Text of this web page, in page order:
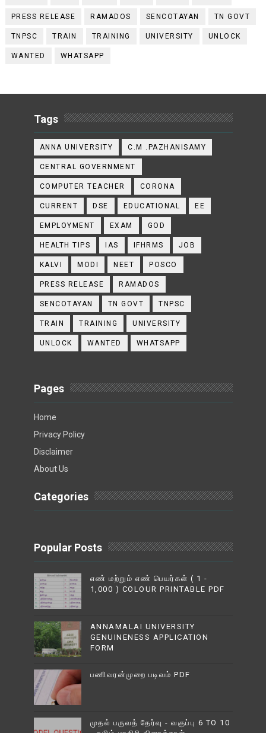
PRESS RELEASE RAMADOS SENCOTAYAN TN GOVT
TNPSC TRAIN TRAINING UNIVERSITY UNLOCK
WANTED WHATSAPP
Tags
ANNA UNIVERSITY C.M .PAZHANISAMY
CENTRAL GOVERNMENT
COMPUTER TEACHER CORONA
CURRENT DSE EDUCATIONAL EE
EMPLOYMENT EXAM GOD
HEALTH TIPS IAS IFHRMS JOB
KALVI MODI NEET POSCO
PRESS RELEASE RAMADOS
SENCOTAYAN TN GOVT TNPSC
TRAIN TRAINING UNIVERSITY
UNLOCK WANTED WHATSAPP
Pages
Home
Privacy Policy
Disclaimer
About Us
Categories
Popular Posts
எண் மற்றும் எண் பெயர்கள் ( 1 -
1,000 ) COLOUR PRINTABLE PDF
ANNAMALAI UNIVERSITY
GENUINENESS APPLICATION
FORM
பணிவரன்முறை படிவம் PDF
முதல் பருவத் தேர்வு - வகுப்பு 6 TO 10